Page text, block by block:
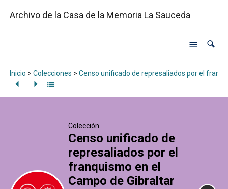
Archivo de la Casa de la Memoria La Sauceda
Inicio > Colecciones > Censo unificado de represaliados por el
Colección
Censo unificado de
represaliados por el
franquismo en el
Campo de Gibraltar